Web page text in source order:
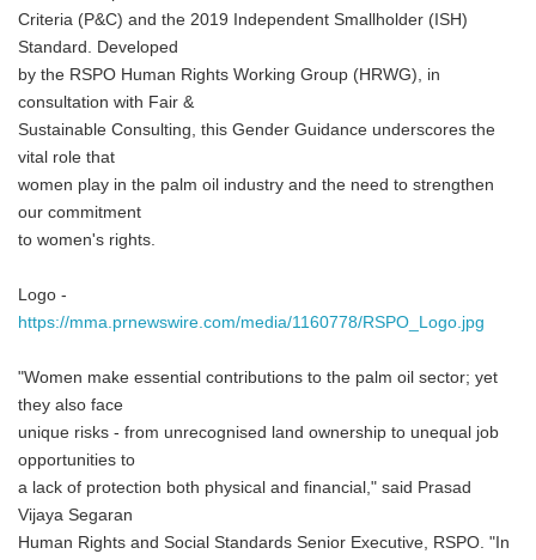
Criteria (P&C) and the 2019 Independent Smallholder (ISH)
Standard. Developed
by the RSPO Human Rights Working Group (HRWG), in
consultation with Fair &
Sustainable Consulting, this Gender Guidance underscores the
vital role that
women play in the palm oil industry and the need to strengthen
our commitment
to women's rights.
Logo -
https://mma.prnewswire.com/media/1160778/RSPO_Logo.jpg
"Women make essential contributions to the palm oil sector; yet
they also face
unique risks - from unrecognised land ownership to unequal job
opportunities to
a lack of protection both physical and financial," said Prasad
Vijaya Segaran
Human Rights and Social Standards Senior Executive, RSPO. "In